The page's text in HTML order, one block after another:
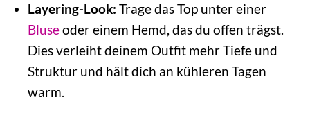
Layering-Look: Trage das Top unter einer
Bluseoder einem Hemd, das du offen trägst.
Dies verleiht deinem Outfit mehr Tiefe und
Struktur und hält dich an kühleren Tagen
warm.